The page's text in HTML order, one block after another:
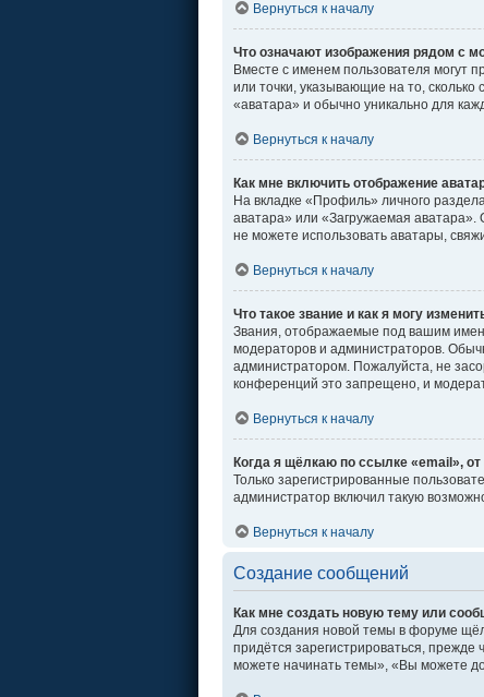
Вернуться к началу
Что означают изображения рядом с
Вместе с именем пользователя могут
или точки, указывающие на то,
«аватара» и обычно уникально для
Вернуться к началу
Как мне включить отображение
На вкладке «Профиль» личного
аватара» или «Загружаемая аватара».
не можете использовать аватары,
Вернуться к началу
Что такое звание и как я могу
Звания, отображаемые под вашим
модераторов и администраторов.
администратором. Пожалуйста, не
конференций это запрещено, и
Вернуться к началу
Когда я щёлкаю по ссылке «email»,
Только зарегистрированные
администратор включил такую
Вернуться к началу
Создание сообщений
Как мне создать новую тему или
Для создания новой темы в форуме
придётся зарегистрироваться,
можете начинать темы», «Вы можете